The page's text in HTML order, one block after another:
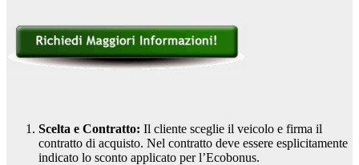
Scelta e Contratto: Il cliente sceglie il veicolo e firma il
contratto di acquisto. Nel contratto deve essere esplicitamente
indicato lo sconto applicato per l’Ecobonus.